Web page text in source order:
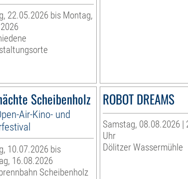
22.05.2026 bis Montag,
Scheibenholz
Air-Kino- und
10.07.2026 bis
16.08.2026
Scheibenholz
ROBOT DREAMS
Samstag, 08.08.2026 |
Uhr
Dölitzer Wassermühle